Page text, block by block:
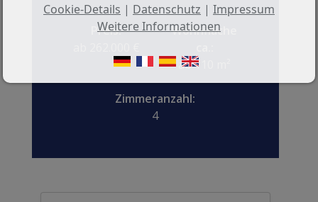
Preis:
Wohnfläche
ab 110 m²
Zimmeranzahl:
4
Cookie-Details | Datenschutz | Impressum
Weitere Informationen